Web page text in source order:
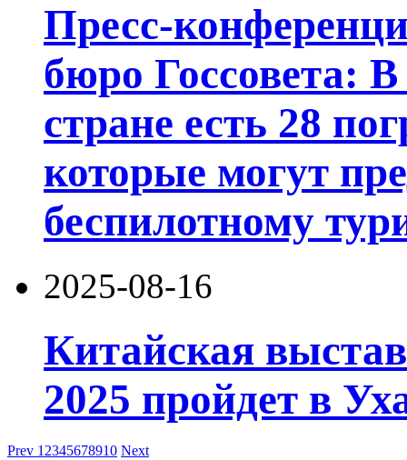
Пресс-
бюро Госсовета:
стране есть 28
которые могут
беспилотному
2025-08-16
Китайская
2025 пройдет в
Prev 1 2345678910 Next